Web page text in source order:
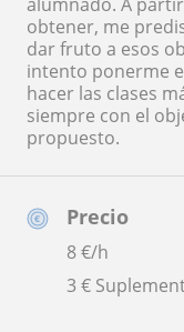
Precio
8€/h
3 €
obtener, me
dar fruto a esos
intento ponerme
hacer las clases
siempre con el
propuesto.